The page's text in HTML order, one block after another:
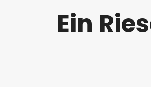
Ein